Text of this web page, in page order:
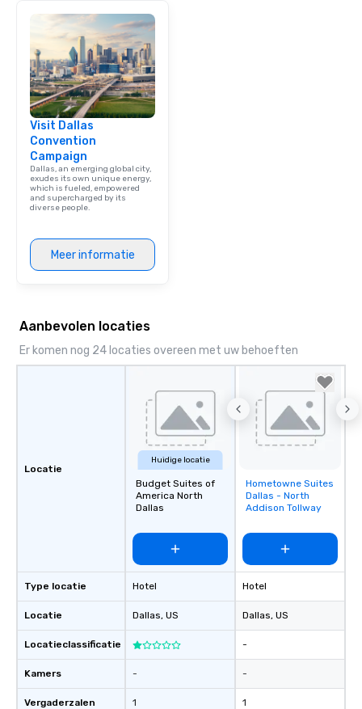
Visit Dallas
Convention
Campaign
Dallas, an emerging global city,
exudes its own unique energy,
which is fueled, empowered
and supercharged by its
diverse people.
Meer informatie
Aanbevolen locaties
Er komen nog 24 locaties overeen met uw behoeften
Locatie
Type locatie
Locatie
Locatieclassificatie
Kamers
Vergaderzalen
Huidige locatie
Budget Suites of
America North
Dallas
Hotel
Dallas, US
-
1
Removed from
favorites
Hometowne Suites
Dallas - North
Addison Tollway
Hotel
Dallas, US
-
-
1